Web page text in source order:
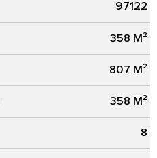
97122
358 M²
807 M²
358 M²
8